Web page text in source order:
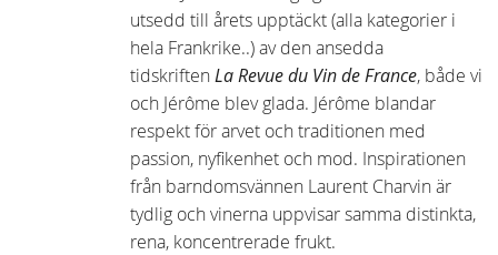
utsedd till årets upptäckt (alla kategorier i
hela Frankrike..) av den ansedda
tidskriftenLa Revue du Vin de France, både vi
och Jérôme blev glada. Jérôme blandar
respekt för arvet och traditionen med
passion, nyfikenhet och mod. Inspirationen
från barndomsvännen Laurent Charvin är
tydlig och vinerna uppvisar samma distinkta,
rena, koncentrerade frukt.